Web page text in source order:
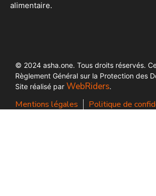
alimentaire.
© 2024 asha.one. Tous droits réservés.
Règlement Général sur la Protection des
Site réalisé par WebRiders.
Mentions légales Politique de